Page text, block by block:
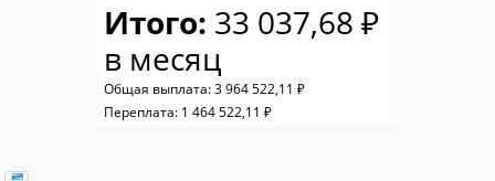
Итого: 33 037,68 ₽
в месяц
Общая выплата: 3 964 522,11 ₽
Переплата: 1 464 522,11 ₽